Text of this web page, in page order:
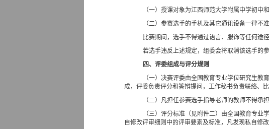
（一）授课对象为江西师范大学附属中学初中
（二）参赛选手的手机及其它通讯设备一律不
比赛期间，选手不得通过语言、服饰等任何途
若选手违反上述规定，组委会将取消该选手的参
四、评委组成与评分规则
（一）决赛评委由全国教育专业学位研究生教
成，评委负责评分和答辩提问，工作秘书负责联络、比
（二）凡担任参赛选手指导老师的教师不得承
（三）评分标准（见附件二）由全国教育专
自修改评审细则中的评审要素及标准，凡发现私自修